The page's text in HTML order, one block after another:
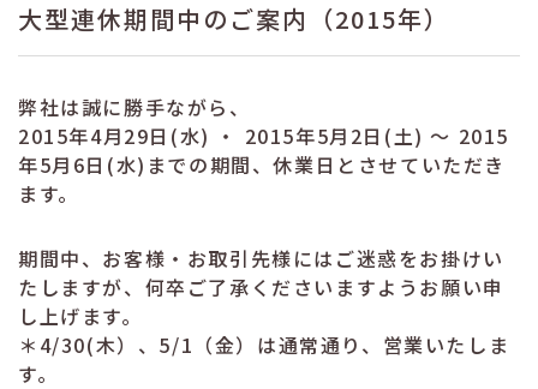
大型連休期間中のご案内（2015年）
弊社は誠に勝手ながら、
2015年4月29日(水) ・ 2015年5月2日(土) ～ 2015
年5月6日(水)までの期間、休業日とさせていただき
ます。
期間中、お客様・お取引先様にはご迷惑をお掛けい
たしますが、何卒ご了承くださいますようお願い申
し上げます。
＊4/30(木）、5/1（金）は通常通り、営業いたしま
す。